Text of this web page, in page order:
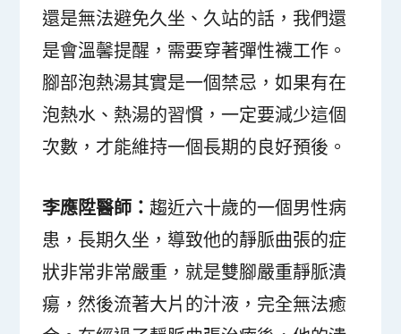
還是無法避免久坐、久站的話，我們還
是會溫馨提醒，需要穿著彈性襪工作。
腳部泡熱湯其實是一個禁忌，如果有在
泡熱水、熱湯的習慣，一定要減少這個
次數，才能維持一個長期的良好預後。
李應陞醫師：趨近六十歲的一個男性病
患，長期久坐，導致他的靜脈曲張的症
狀非常非常嚴重，就是雙腳嚴重靜脈潰
瘍，然後流著大片的汁液，完全無法癒